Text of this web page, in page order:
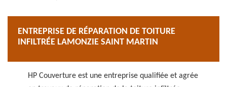
ENTREPRISE DE RÉPARATION DE TOITURE
INFILTRÉE LAMONZIE SAINT MARTIN
HP Couverture est une entreprise qualifiée et agrée